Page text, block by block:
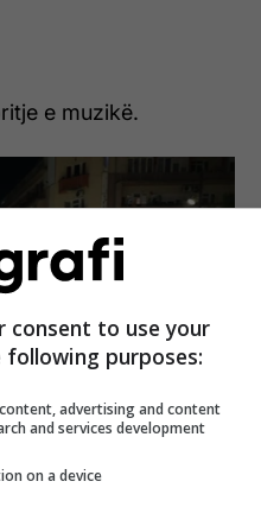
e muzikë.
consent to use your
purposes:
advertising and content
and services development
on a device